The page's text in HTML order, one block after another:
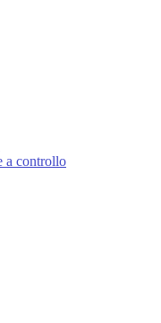
a controllo